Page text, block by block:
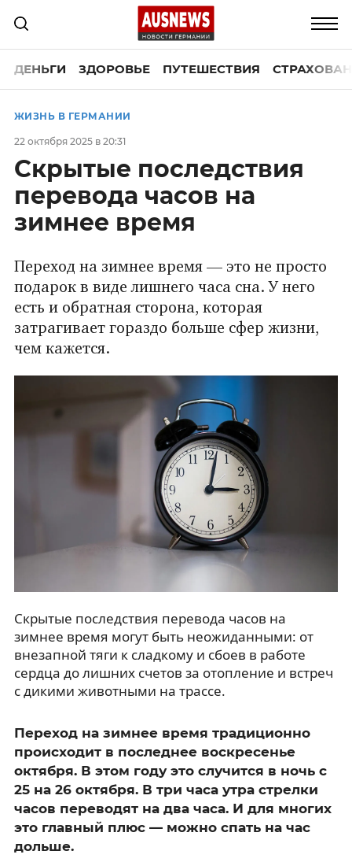
ДЕНЬГИ ЗДОРОВЬЕ ПУТЕШЕСТВИЯ
ЖИЗНЬ В ГЕРМАНИИ
22 октября 2025 в 20:31
Скрытые последствия
перевода часов на
зимнее время
Переход на зимнее время — это не просто
подарок в виде лишнего часа сна. У него
есть и обратная сторона, которая
затрагивает гораздо больше сфер жизни,
чем кажется.
Скрытые последствия перевода часов на
зимнее время могут быть неожиданными: от
внезапной тяги к сладкому и сбоев в работе
сердца до лишних счетов за отопление и встреч
с дикими животными на трассе.
Переход на зимнее время традиционно
происходит в последнее воскресенье
октября. В этом году это случится в ночь с
25 на 26 октября. В три часа утра стрелки
часов переводят на два часа. И для многих
это главный плюс — можно спать на час
дольше.